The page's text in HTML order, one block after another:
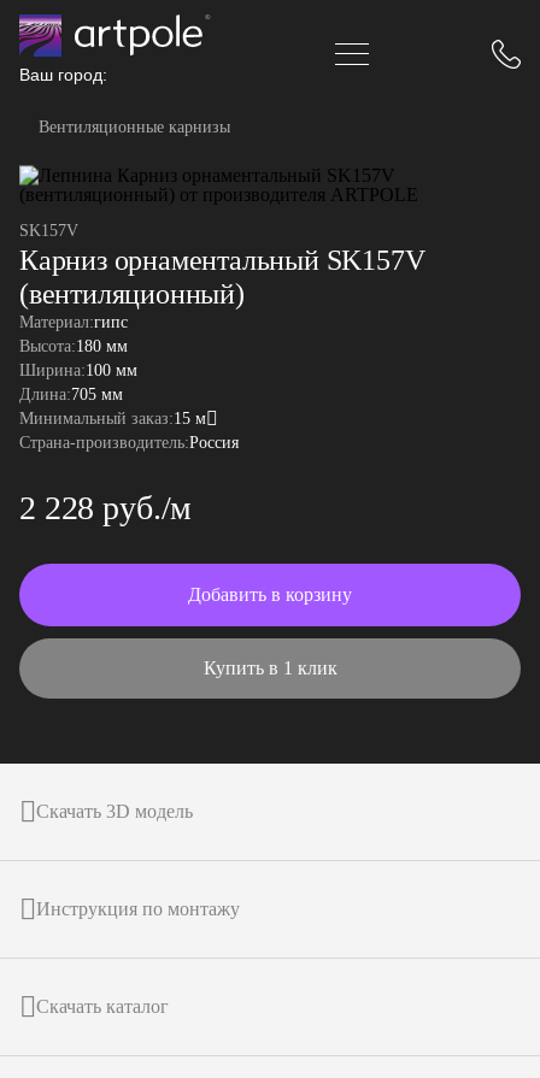
Ваш город:
Вентиляционные карнизы
SK157V
Карниз орнаментальный SK157V
(вентиляционный)
Материал:гипс
Высота:180 мм
Ширина:100 мм
Длина:705 мм
Минимальный заказ:15 м
Страна-производитель:Россия
2 228 руб./м
Добавить в корзину
Купить в 1 клик
Скачать 3D модель
Инструкция по монтажу
Скачать каталог